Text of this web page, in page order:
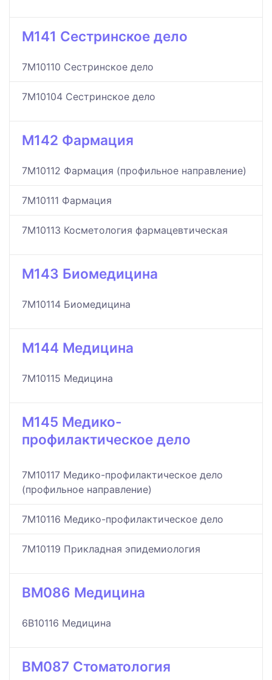
M141 Сестринское дело
7M10110 Сестринское дело
7M10104 Сестринское дело
M142 Фармация
7M10112 Фармация (профильное направление)
7M10111 Фармация
7M10113 Косметология фармацевтическая
M143 Биомедицина
7M10114 Биомедицина
M144 Медицина
7M10115 Медицина
M145 Медико-
профилактическое дело
7M10117 Медико-профилактическое дело
(профильное направление)
7M10116 Медико-профилактическое дело
7M10119 Прикладная эпидемиология
BM086 Медицина
6B10116 Медицина
BM087 Стоматология